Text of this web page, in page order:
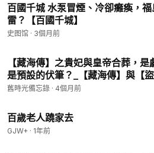
百國千城 水泵冒煙、冷卻癱瘓，
雷？【百國千城】
史图馆 · 3個月前
【藏海傳】之貴妃與皇帝合葬，
是預設的伏筆？_【藏海傳】與【
係？鬼璽，蛇眉銅角，陰兵為何如
舊時光備忘錄 · 4個月前
百歲老人蹺家去
GJW+ · 1年前